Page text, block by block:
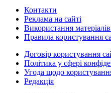
Контакти
Реклама на сайті
Використання
Правила користування
Договір користування
Політика у сфері
Угода щодо
Редакція